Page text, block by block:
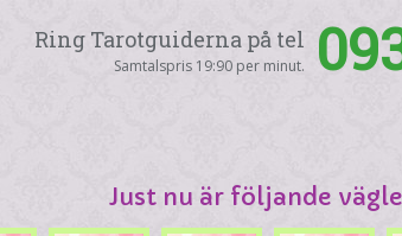
Ring Tarotguiderna på tel
Samtalspris 19:90 per minut.
Just nu är följande